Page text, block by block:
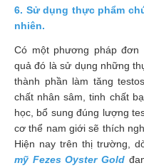
6. Sử dụng thực phẩm
nhiên.
Có một phương pháp đơn
quả đó là sử dụng những
thành phần làm tăng
chất nhân sâm, tinh chất
học, bổ sung đúng lượng
cơ thể nam giới sẽ thích
Hiện nay trên thị trường,
mỹ Fezes Oyster Gold